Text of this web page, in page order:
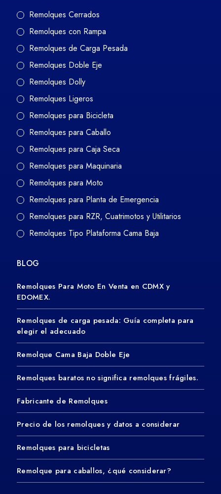
Remolques Cerrados
Remolques con Rampa
Remolques de Carga Pesada
Remolques Doble Eje
Remolques Dolly
Remolques Ligeros
Remolques para Bicicleta
Remolques para Caballo
Remolques para Caja Seca
Remolques para Maquinaria
Remolques para Moto
Remolques para Planta de Emergencia
Remolques para RZR, Cuatrimotos y Utilitarios
Remolques Tipo Plataforma Cama Baja
BLOG
Remolques Para Moto En Venta en CDMX y
EDOMEX.
Remolques de carga pesada: Guía completa para
elegir el adecuado
Remolque Cama Baja Doble Eje
Remolques baratos no significa remolques frágiles.
Fabricante de Remolques
Precio de los remolques y datos a considerar
Remolques para bicicletas
Remolque para caballos, ¿qué considerar?